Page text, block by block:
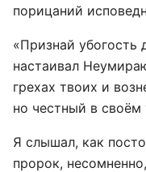
порицаний
«Признай убогость
настаивал
грехах твоих и
но честный в своём
Я слышал, как
пророк,